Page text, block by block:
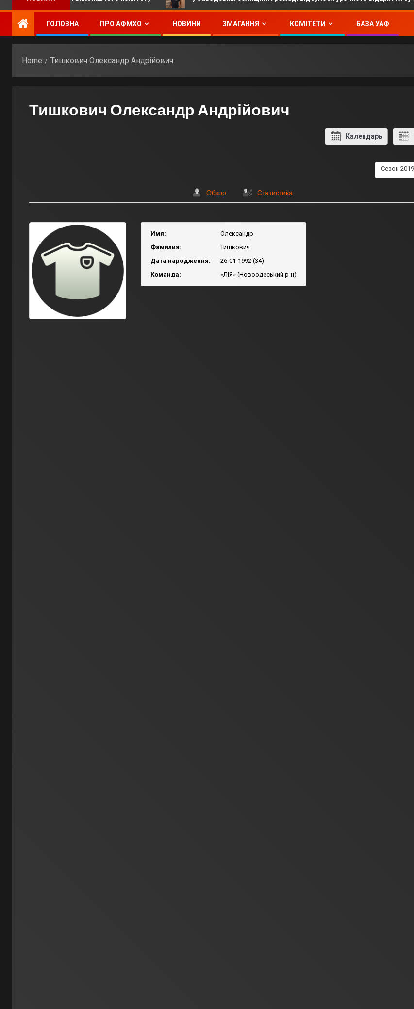
ГОЛОВНА ПРО АФМХО НОВИНИ ЗМАГАННЯ КОМІТЕТИ БАЗА УАФ
Home Тишкович Олександр Андрійович
Тишкович Олександр Андрійович
Календарь
Сезон
Обзор Статистика
Имя:
Олександр
Фамилия:
Тишкович
Дата народження:
26-01-1992 (34)
Команда:
«ЛІЯ» (Новоодеський р-н)